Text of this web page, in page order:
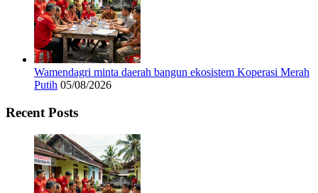
Wamendagri minta daerah bangun ekosistem Koperasi Merah
Putih 05/08/2026
Recent Posts